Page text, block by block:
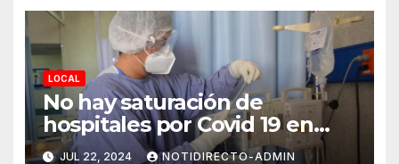
LOCAL
No hay saturación de
hospitales por Covid 19 en
Playa del Carmen
JUL 22, 2024 NOTIDIRECTO-ADMIN